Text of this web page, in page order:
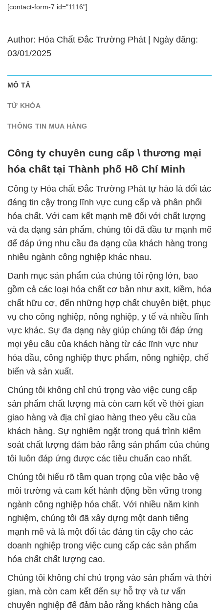
[contact-form-7 id="1116"]
Author: Hóa Chất Đắc Trường Phát | Ngày đăng:
03/01/2025
MÔ TẢ
TỪ KHÓA
THÔNG TIN MUA HÀNG
Công ty chuyên cung cấp \ thương mại
hóa chất tại Thành phố Hồ Chí Minh
Công ty Hóa chất Đắc Trường Phát tự hào là đối tác
đáng tin cậy trong lĩnh vực cung cấp và phân phối
hóa chất. Với cam kết mạnh mẽ đối với chất lượng
và đa dạng sản phẩm, chúng tôi đã đầu tư mạnh mẽ
để đáp ứng nhu cầu đa dạng của khách hàng trong
nhiều ngành công nghiệp khác nhau.
Danh mục sản phẩm của chúng tôi rộng lớn, bao
gồm cả các loại hóa chất cơ bản như axit, kiềm, hóa
chất hữu cơ, đến những hợp chất chuyên biệt, phục
vụ cho công nghiệp, nông nghiệp, y tế và nhiều lĩnh
vực khác. Sự đa dạng này giúp chúng tôi đáp ứng
mọi yêu cầu của khách hàng từ các lĩnh vực như
hóa dầu, công nghiệp thực phẩm, nông nghiệp, chế
biến và sản xuất.
Chúng tôi không chỉ chú trọng vào việc cung cấp
sản phẩm chất lượng mà còn cam kết về thời gian
giao hàng và địa chỉ giao hàng theo yêu cầu của
khách hàng. Sự nghiêm ngặt trong quá trình kiểm
soát chất lượng đảm bảo rằng sản phẩm của chúng
tôi luôn đáp ứng được các tiêu chuẩn cao nhất.
Chúng tôi hiểu rõ tầm quan trọng của việc bảo vệ
môi trường và cam kết hành động bền vững trong
ngành công nghiệp hóa chất. Với nhiều năm kinh
nghiệm, chúng tôi đã xây dựng một danh tiếng
mạnh mẽ và là một đối tác đáng tin cậy cho các
doanh nghiệp trong việc cung cấp các sản phẩm
hóa chất chất lượng cao.
Chúng tôi không chỉ chú trọng vào sản phẩm và thời
gian, mà còn cam kết đến sự hỗ trợ và tư vấn
chuyên nghiệp để đảm bảo rằng khách hàng của